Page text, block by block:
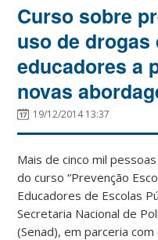
Curso sobre
uso de drogas
educadores a
novas
19/12/2014 13:37
Mais de cinco mil
do curso “Prevenção
Educadores de Escolas
Secretaria Nacional de
(Senad), em parceria com